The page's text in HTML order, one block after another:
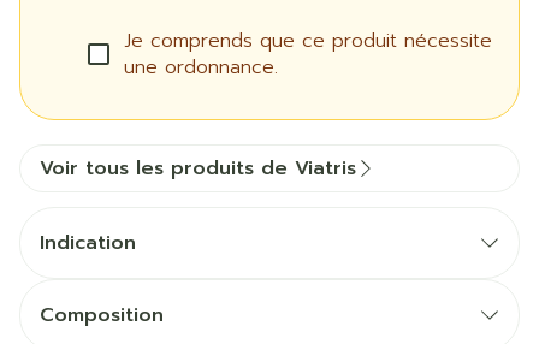
Je comprends que ce produit nécessite
une ordonnance.
Voir tous les produits de Viatris
Indication
Composition